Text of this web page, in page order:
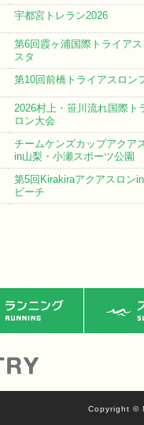
宇都宮トレラン2026
第6回霞ヶ浦国際トライア
スタ
第10回前橋トライアスロン
2026村上・笹川流れ国際ト
ロン大会
チームケンズカップアクア
in山梨・小瀬スポーツ公園
第5回Kirakiraアクアスロン
ビーチ
ランニング ス
Copyright ©